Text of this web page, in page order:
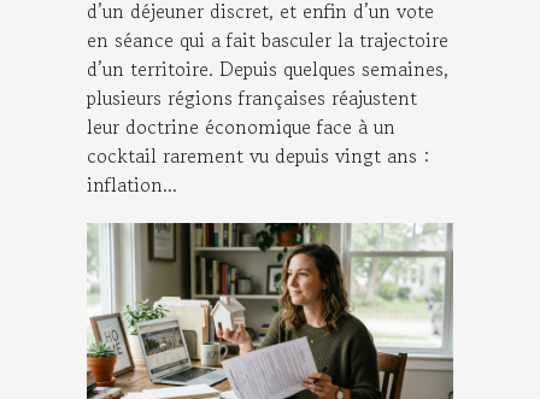
d’un déjeuner discret, et enfin d’un vote
en séance qui a fait basculer la trajectoire
d’un territoire. Depuis quelques semaines,
plusieurs régions françaises réajustent
leur doctrine économique face à un
cocktail rarement vu depuis vingt ans :
inflation...